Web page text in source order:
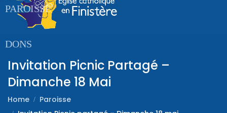
PAROISSE
DONS
Invitation Picnic Partagé –
Dimanche 18 Mai
Home
Paroisse